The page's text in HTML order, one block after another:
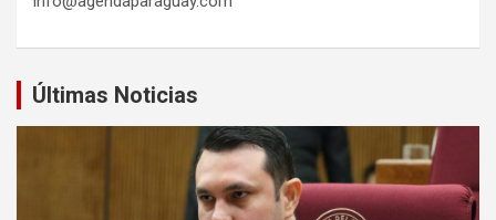
Últimas Noticias